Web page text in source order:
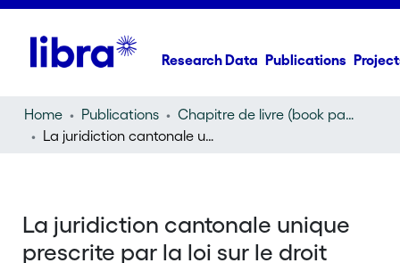
Research Data Publications
Home Publications
Chapitre de livre (book part)
La juridiction cantonale unique prescrite par la loi sur le droit d'auteur
La juridiction cantonale unique
prescrite par la loi sur le droit